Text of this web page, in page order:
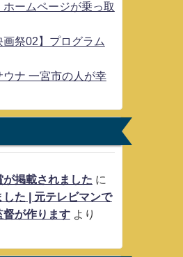
ホームページが乗っ取
祭02】プログラム
ウナ 一宮市の人が幸
が掲載されました に
た | 元テレビマンで
督が作りますより